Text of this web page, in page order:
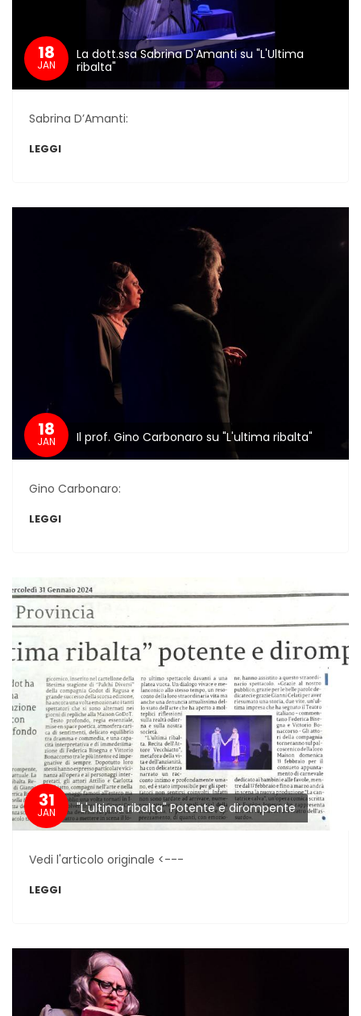
18
JAN
La dott.ssa Sabrina D'Amanti su "L'Ultima
ribalta"
Sabrina D’Amanti:
LEGGI
18
JAN Il prof. Gino Carbonaro su "L'ultima ribalta"
Gino Carbonaro:
LEGGI
31
JAN "L'ultima ribalta" Potente e dirompente
Vedi l'articolo originale <---
LEGGI